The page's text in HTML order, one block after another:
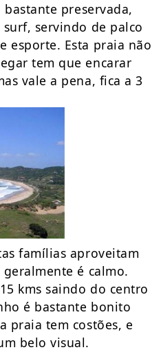
bastante preservada,
servindo de palco
esporte. Esta praia não
tem que encarar
vale a pena, fica a 3
famílias aproveitam
é calmo.
kms saindo do centro
é bastante bonito
praia tem costões, e
belo visual.